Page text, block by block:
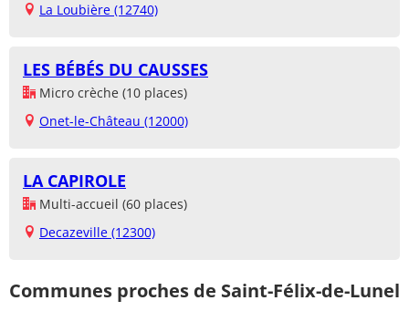
La Loubière (12740)
LES BÉBÉS DU CAUSSES
Micro crèche (10 places)
Onet-le-Château (12000)
LA CAPIROLE
Multi-accueil (60 places)
Decazeville (12300)
Communes proches de Saint-Félix-de-Lunel